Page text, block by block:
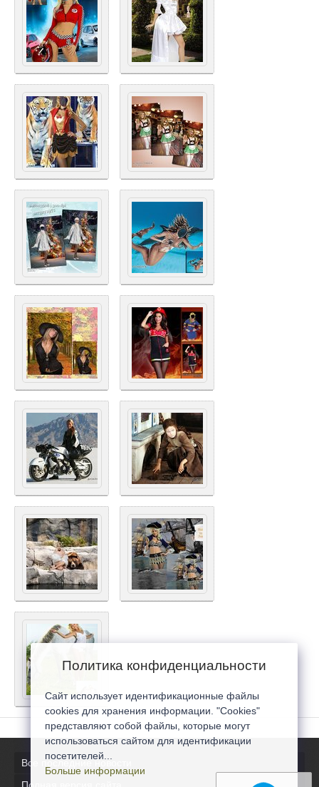
Все последние новости
Политика конфиденциальности
Сайт использует идентификационные файлы
cookies для хранения информации. "Cookies"
представляют собой файлы, которые могут
использоваться сайтом для идентификации
посетителей...
Больше информации